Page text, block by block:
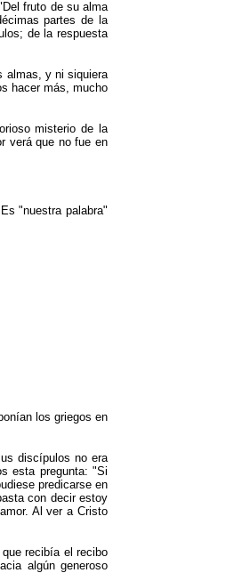
Del fruto de su alma
partes de la
de la respuesta
almas, y ni siquiera
hacer más, mucho
misterio de la
verá que no fue en
Es"nuestra palabra"
los griegos en
discípulos no era
esta pregunta: "Si
predicarse en
con decir estoy
Al ver a Cristo
recibía el recibo
algún generoso